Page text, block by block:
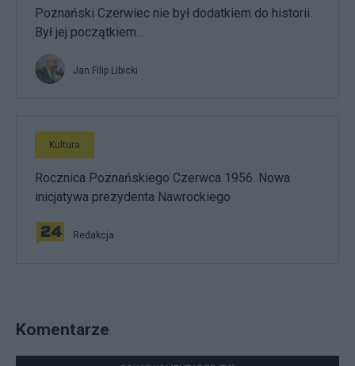
Poznański Czerwiec nie był dodatkiem do historii.
Był jej początkiem…
Jan Filip Libicki
Kultura
Rocznica Poznańskiego Czerwca 1956. Nowa
inicjatywa prezydenta Nawrockiego
Redakcja
Komentarze